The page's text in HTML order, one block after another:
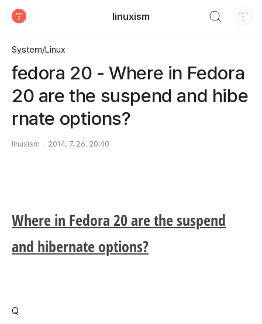
linuxism
System/Linux
fedora 20 - Where in Fedora
20 are the suspend and hibe
rnate options?
linuxism 2014. 7. 26. 20:40
Where in Fedora 20 are the suspend
and hibernate options?
Q